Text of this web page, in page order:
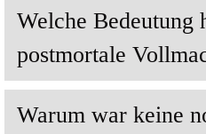
Welche Bedeutung
postmortale
Warum war keine